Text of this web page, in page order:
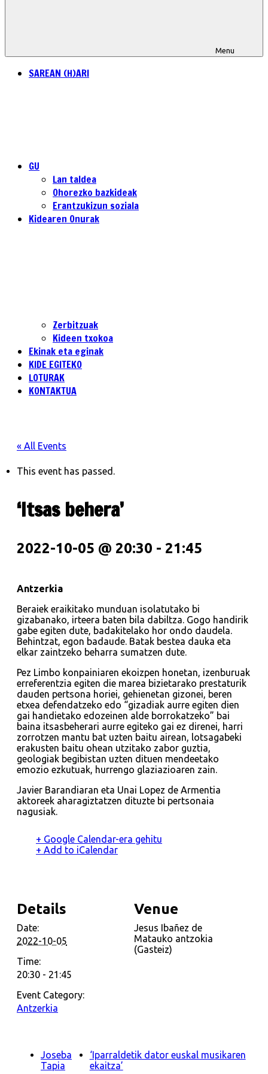
Menu
SAREAN (H)ARI
GU
Lan taldea
Ohorezko bazkideak
Erantzukizun soziala
Kidearen Onurak
Zerbitzuak
Kideen txokoa
Ekinak eta eginak
KIDE EGITEKO
LOTURAK
KONTAKTUA
« All Events
This event has passed.
‘Itsas behera’
2022-10-05 @ 20:30 - 21:45
Antzerkia
Beraiek eraikitako munduan isolatutako bi
gizabanako, irteera baten bila dabiltza. Gogo handirik
gabe egiten dute, badakitelako hor ondo daudela.
Behintzat, egon badaude. Batak bestea dauka eta
elkar zaintzeko beharra sumatzen dute.
Pez Limbo konpainiaren ekoizpen honetan, izenburuak
erreferentzia egiten die marea bizietarako prestaturik
dauden pertsona horiei, gehienetan gizonei, beren
etxea defendatzeko edo “gizadiak aurre egiten dien
gai handietako edozeinen alde borrokatzeko” bai
baina itsasbeherari aurre egiteko gai ez direnei, harri
zorrotzen mantu bat uzten baitu airean, lotsagabeki
erakusten baitu ohean utzitako zabor guztia,
geologiak begibistan uzten dituen mendeetako
emozio ezkutuak, hurrengo glaziazioaren zain.
Javier Barandiaran eta Unai Lopez de Armentia
aktoreek aharagiztatzen dituzte bi pertsonaia
nagusiak.
+ Google Calendar-era gehitu
+ Add to iCalendar
Details
Date:
2022-10-05
Time:
20:30 - 21:45
Event Category:
Antzerkia
Venue
Jesus Ibañez de
Matauko antzokia
(Gasteiz)
Joseba
Tapia
‘Iparraldetik dator euskal musikaren
ekaitza’